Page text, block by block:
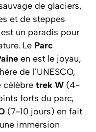
de glaciers,
et de steppes
un paradis pour
Le Parc
en est le joyau,
de l’UNESCO,
célèbre trek W (4-
forts du parc,
(7-10 jours) en fait
immersion